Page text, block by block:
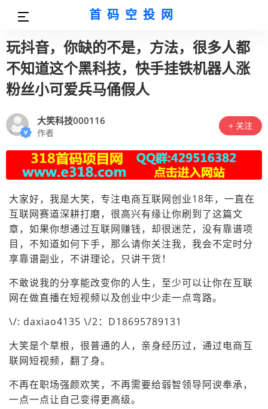
首码空投网
玩抖音，你缺的不是，方法，很多人都
不知道这个黑科技，快手挂铁机器人涨
粉丝小可爱兵马俑假人
大笑科技000116
作者
+ 关注
大家好，我是大笑，专注电商互联网创业18年，一直在
互联网赛道深耕打磨，很高兴有缘让你刷到了这篇文
章，如果你想通过互联网赚钱，却很迷茫，没有靠谱项
目，不知道如何下手，那么请你关注我，我会不定时分
享靠谱副业，不讲理论，只讲干货！
不敢说我的分享能改变你的人生，至少可以让你在互联
网在做直播在短视频以及创业中少走一点弯路。
\/: daxiao4135 \/2：D18695789131
大笑是个草根，很普通的人，亲身经历过，通过电商互
联网短视频，翻了身。
不再在职场强颜欢笑，不再需要给弱智领导阿谀奉承，
一点一点让自己变得更高级。